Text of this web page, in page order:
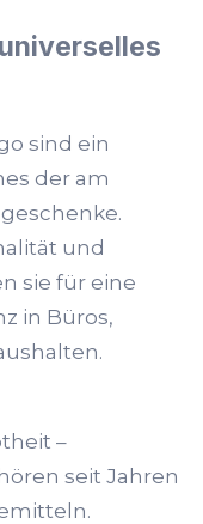
sind ein
der am
und
sie für eine
in Büros,
–
seit Jahren